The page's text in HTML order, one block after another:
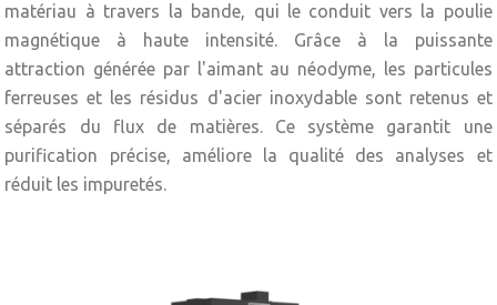
matériau à travers la bande, qui le conduit vers la poulie
magnétique à haute intensité. Grâce à la puissante
attraction générée par l'aimant au néodyme, les particules
ferreuses et les résidus d'acier inoxydable sont retenus et
séparés du flux de matières. Ce système garantit une
purification précise, améliore la qualité des analyses et
réduit les impuretés.